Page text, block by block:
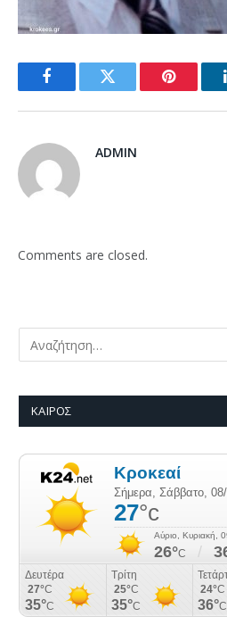
FacebookTwitter Pinterest
ADMIN
Comments are closed.
ΚΑΙΡΌΣ